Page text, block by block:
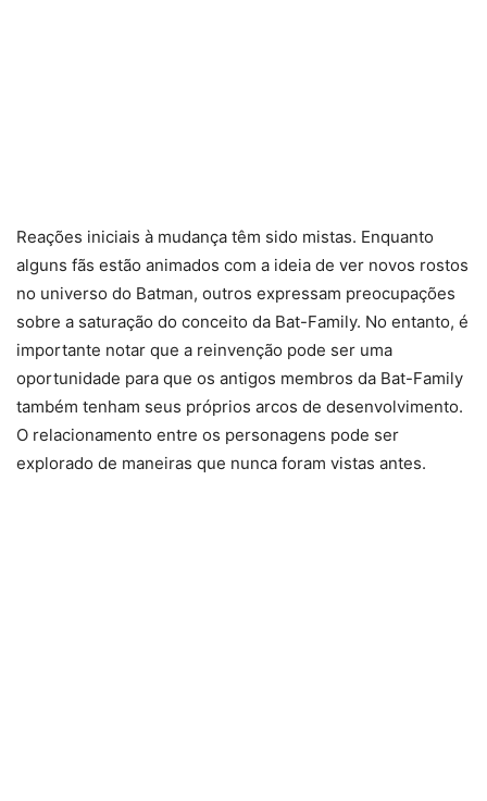
Reações iniciais à mudança têm sido mistas. Enquanto
alguns fãs estão animados com a ideia de ver novos rostos
no universo do Batman, outros expressam preocupações
sobre a saturação do conceito da Bat-Family. No entanto, é
importante notar que a reinvenção pode ser uma
oportunidade para que os antigos membros da Bat-Family
também tenham seus próprios arcos de desenvolvimento.
O relacionamento entre os personagens pode ser
explorado de maneiras que nunca foram vistas antes.